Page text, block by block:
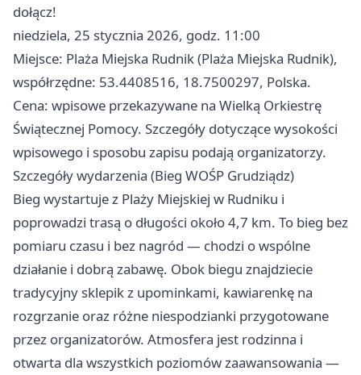
dołącz!
niedziela, 25 stycznia 2026, godz. 11:00
Miejsce: Plaża Miejska Rudnik (Plaża Miejska Rudnik),
współrzędne: 53.4408516, 18.7500297, Polska.
Cena: wpisowe przekazywane na Wielką Orkiestrę
Świątecznej Pomocy. Szczegóły dotyczące wysokości
wpisowego i sposobu zapisu podają organizatorzy.
Szczegóły wydarzenia (Bieg WOŚP Grudziądz)
Bieg wystartuje z Plaży Miejskiej w Rudniku i
poprowadzi trasą o długości około 4,7 km. To bieg bez
pomiaru czasu i bez nagród — chodzi o wspólne
działanie i dobrą zabawę. Obok biegu znajdziecie
tradycyjny sklepik z upominkami, kawiarenkę na
rozgrzanie oraz różne niespodzianki przygotowane
przez organizatorów. Atmosfera jest rodzinna i
otwarta dla wszystkich poziomów zaawansowania —